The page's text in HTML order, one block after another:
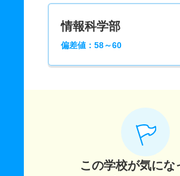
情報科学部
偏差値：58～60
この学校が気にな